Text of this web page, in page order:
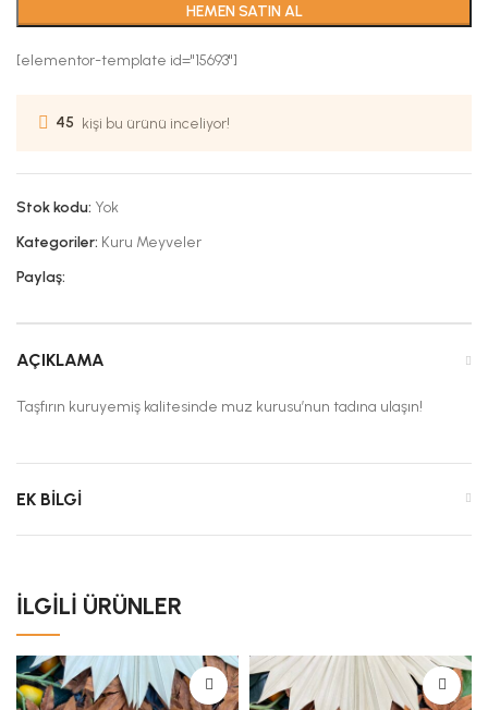
HEMEN SATIN AL
[elementor-template id="15693"]
45 kişi bu ürünü inceliyor!
Stok kodu: Yok
Kategoriler: Kuru Meyveler
Paylaş:
AÇIKLAMA
Taşfırın kuruyemiş kalitesinde muz kurusu’nun tadına ulaşın!
EK BILGI
İLGILI ÜRÜNLER